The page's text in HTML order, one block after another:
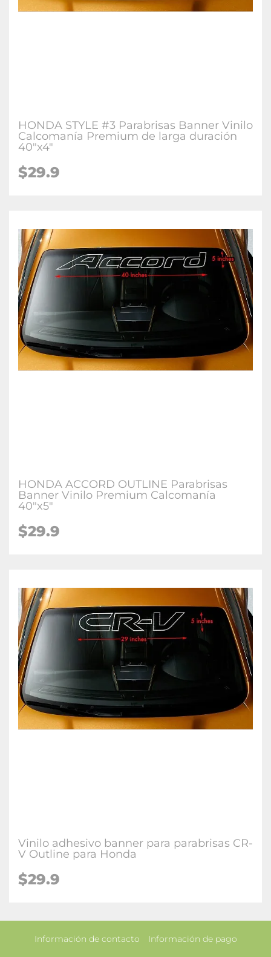
HONDA STYLE #3 Parabrisas Banner Vinilo
Calcomanía Premium de larga duración
40"x4"
$29.9
HONDA ACCORD OUTLINE Parabrisas
Banner Vinilo Premium Calcomanía
40"x5"
$29.9
Vinilo adhesivo banner para parabrisas CR-
V Outline para Honda
$29.9
Información de contacto Información de pago